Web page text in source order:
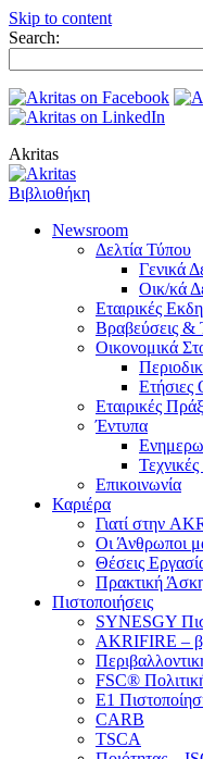
Skip to content
Search:
Akritas
Βιβλιοθήκη
Newsroom
Δελτία Τύπου
Γενικά
Οικ/κά
Εταιρικές
Βραβεύσεις &
Οικονομικά
Ετήσιες
Εταιρικές
Έντυπα
Επικοινωνία
Καριέρα
Γιατί στην
Οι Άνθρωποι
Θέσεις
Πρακτική
Πιστοποιήσεις
SYNESGY
AKRIFIRE –
FSC®
E1
CARB
TSCA